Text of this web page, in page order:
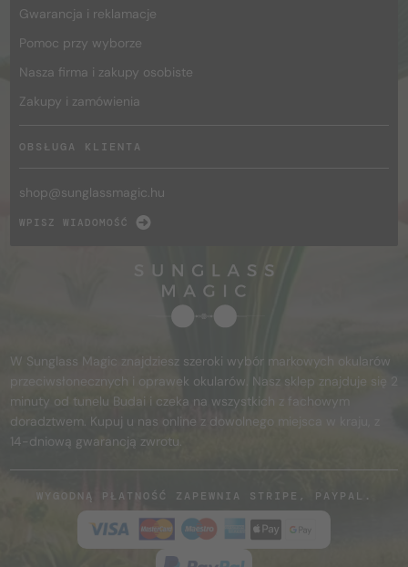
Gwarancja i reklamacje
Pomoc przy wyborze
Nasza firma i zakupy osobiste
Zakupy i zamówienia
OBSŁUGA KLIENTA
shop@sunglassmagic.hu
WPISZ WIADOMOŚĆ
W Sunglass Magic znajdziesz szeroki wybór markowych okularów
przeciwsłonecznych i oprawek okularów. Nasz sklep znajduje się 2
minuty od tunelu Budai i czeka na wszystkich z fachowym
doradztwem. Kupuj u nas online z dowolnego miejsca w kraju, z
14-dniową gwarancją zwrotu.
WYGODNĄ PŁATNOŚĆ ZAPEWNIA STRIPE, PAYPAL.